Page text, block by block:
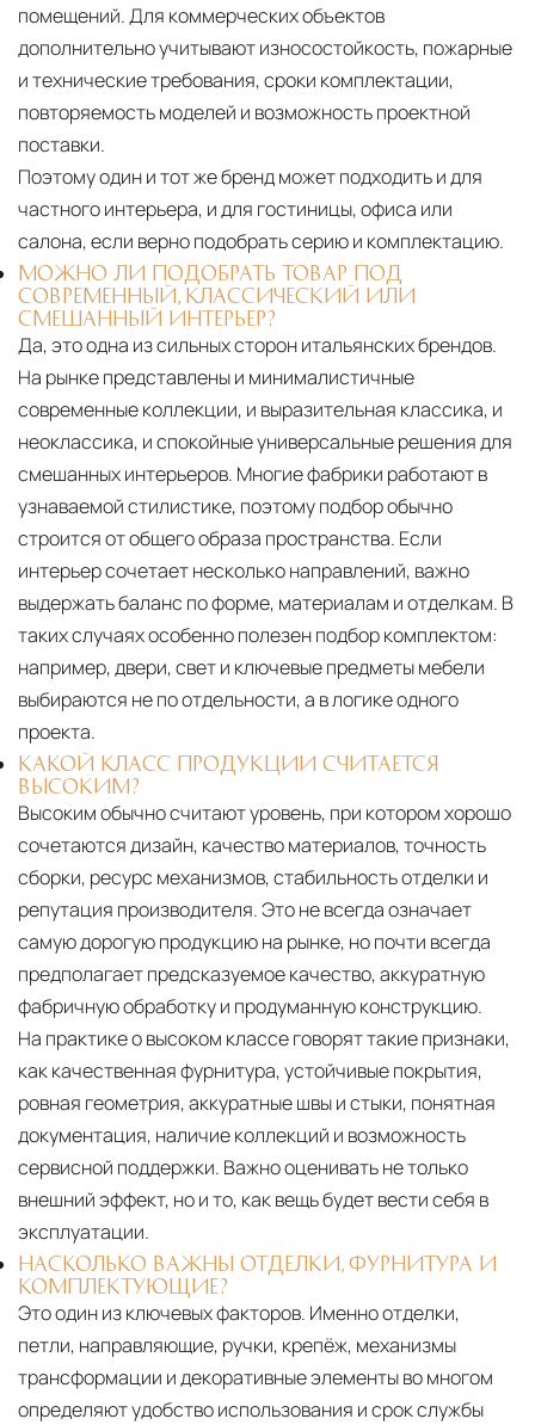
помещений. Для коммерческих объектов
дополнительно учитывают износостойкость, пожарные
и технические требования, сроки комплектации,
повторяемость моделей и возможность проектной
поставки.
Поэтому один и тот же бренд может подходить и для
частного интерьера, и для гостиницы, офиса или
салона, если верно подобрать серию и комплектацию.
МОЖНО ЛИ ПОДОБРАТЬ ТОВАР ПОД
СОВРЕМЕННЫЙ, КЛАССИЧЕСКИЙ ИЛИ
СМЕШАННЫЙ ИНТЕРЬЕР?
Да, это одна из сильных сторон итальянских брендов.
На рынке представлены и минималистичные
современные коллекции, и выразительная классика, и
неоклассика, и спокойные универсальные решения для
смешанных интерьеров. Многие фабрики работают в
узнаваемой стилистике, поэтому подбор обычно
строится от общего образа пространства. Если
интерьер сочетает несколько направлений, важно
выдержать баланс по форме, материалам и отделкам. В
таких случаях особенно полезен подбор комплектом:
например, двери, свет и ключевые предметы мебели
выбираются не по отдельности, а в логике одного
проекта.
КАКОЙ КЛАСС ПРОДУКЦИИ СЧИТАЕТСЯ
ВЫСОКИМ?
Высоким обычно считают уровень, при котором хорошо
сочетаются дизайн, качество материалов, точность
сборки, ресурс механизмов, стабильность отделки и
репутация производителя. Это не всегда означает
самую дорогую продукцию на рынке, но почти всегда
предполагает предсказуемое качество, аккуратную
фабричную обработку и продуманную конструкцию.
На практике о высоком классе говорят такие признаки,
как качественная фурнитура, устойчивые покрытия,
ровная геометрия, аккуратные швы и стыки, понятная
документация, наличие коллекций и возможность
сервисной поддержки. Важно оценивать не только
внешний эффект, но и то, как вещь будет вести себя в
эксплуатации.
НАСКОЛЬКО ВАЖНЫ ОТДЕЛКИ, ФУРНИТУРА И
КОМПЛЕКТУЮЩИЕ?
Это один из ключевых факторов. Именно отделки,
петли, направляющие, ручки, крепёж, механизмы
трансформации и декоративные элементы во многом
определяют удобство использования и срок службы